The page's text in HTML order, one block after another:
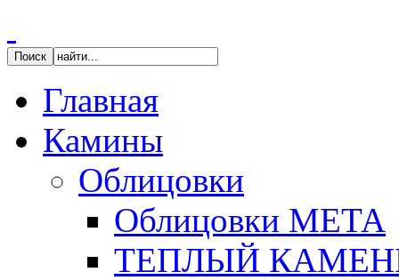
Главная
Камины
Облицовки
Облицовки МЕТА
ТЕПЛЫЙ